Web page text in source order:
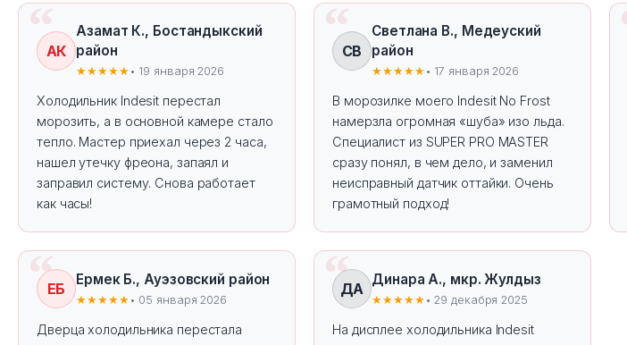
АК
Азамат К., Бостандыкский
район
★★★★★ • 19 января 2026
Холодильник Indesit перестал
морозить, а в основной камере стало
тепло. Мастер приехал через 2 часа,
нашел утечку фреона, запаял и
заправил систему. Снова работает
как часы!
СВ
Светлана В., Медеуский
район
★★★★★ • 17 января 2026
В морозилке моего Indesit No Frost
намерзла огромная «шуба» изо льда.
Специалист из SUPER PRO MASTER
сразу понял, в чем дело, и заменил
неисправный датчик оттайки. Очень
грамотный подход!
ЕБ
Ермек Б., Ауэзовский район
★★★★★ • 05 января 2026
Дверца холодильника перестала
ДА
Динара А., мкр. Жулдыз
★★★★★ • 29 декабря 2025
На дисплее холодильника Indesit